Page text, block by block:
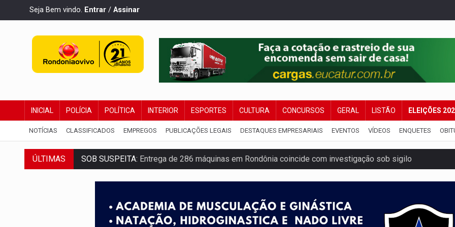
Seja Bem vindo. Entrar / Assinar
INICIAL POLÍCIA POLÍTICA INTERIOR ESPORTES CULTURA CONCURSOS GERAL LISTÃO ELEIÇÕES
NOTÍCIAS CLASSIFICADOS EMPREGOS PUBLICAÇÕES LEGAIS DESTAQUES EMPRESARIAIS EVENTOS VÍDEOS ENQUETES
ÚLTIMAS SOB SUSPEITA: Entrega de 286 máquinas em Rondônia coincide com investigação sob sigilo
ARTIGO:Reter até 50% no distrato imobiliário é legal, mas não pode ser automático
DO HOSPITAL AO CAMPO: Veja as mais de 200 ações de Marcos Rogério para Rondônia
EXPANSÃO:Grupo Nova Era amplia presença em PVH e transforma Aramix em Super Nova Era